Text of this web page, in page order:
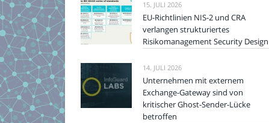
15. JULI 2026
EU-Richtlinien NIS-2 und CRA
verlangen strukturiertes
Risikomanagement Security Design
14. JULI 2026
Unternehmen mit externem
Exchange-Gateway sind von
kritischer Ghost-Sender-Lücke
betroffen